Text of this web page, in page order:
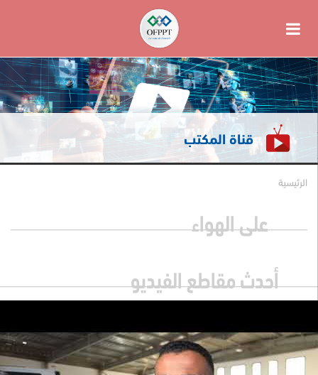
قناة المكتب
الرئيسية
على الهواء
أحدث مقاطع الفيديو